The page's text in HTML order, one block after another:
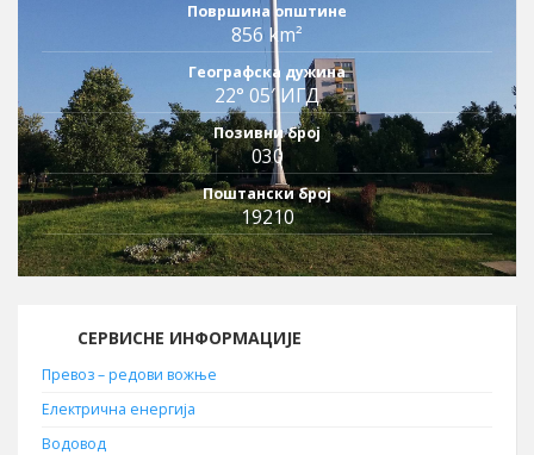
Површина општине
856 km²
Географска дужина
22° 05′ ИГД
Позивни број
030
Поштански број
19210
СЕРВИСНЕ ИНФОРМАЦИЈЕ
Превоз – редови вожње
Електрична енергија
Водовод